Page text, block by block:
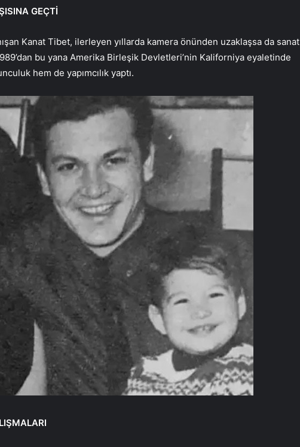
GEÇTİ
Kanat Tibet, ilerleyen yıllarda kamera önünden uzaklaşsa da sanat
bu yana Amerika Birleşik Devletleri’nin Kaliforniya eyaletinde
hem de yapımcılık yaptı.